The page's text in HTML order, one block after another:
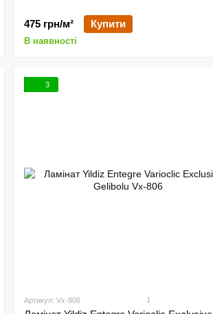
475 грн/м² Купити
В наявності
3
Артикул: Vx-806 1